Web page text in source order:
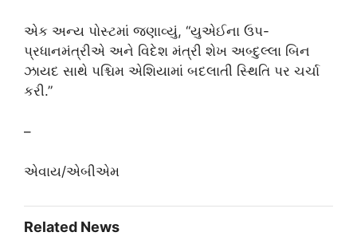
એક અન્ય પોસ્ટમાં જણાવ્યું, “યુએઈના ઉપ-
પ્રધાનમંત્રીએ અને વિદેશ મંત્રી શેખ અબ્દુલ્લા બિન
ઝાયદ સાથે પશ્ચિમ એશિયામાં બદલાતી સ્થિતિ પર ચર્ચા
કરી.”
–
એવાય/એબીએમ
Related News